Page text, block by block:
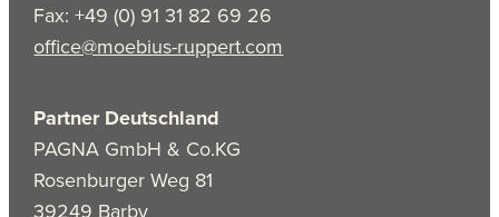
Fax: +49 (0) 91 31 82 69 26
office@moebius-ruppert.com
Partner Deutschland
PAGNA GmbH & Co.KG
Rosenburger Weg 81